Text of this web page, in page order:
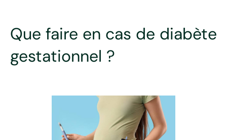
Que faire en cas de diabète
gestationnel ?